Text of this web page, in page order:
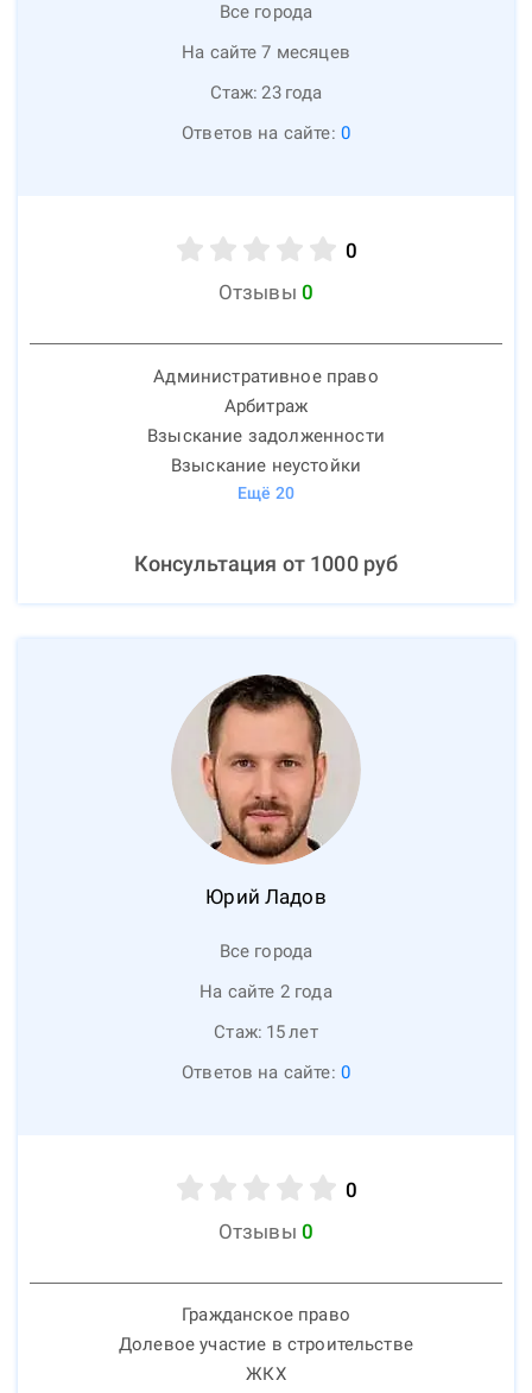
Все города
На сайте 7 месяцев
Стаж: 23 года
Ответов на сайте: 0
0
Отзывы 0
Административное право
Арбитраж
Взыскание задолженности
Взыскание неустойки
Ещё 20
Консультация от 1000руб
Юрий Ладов
Все города
На сайте 2 года
Стаж: 15лет
Ответов на сайте: 0
0
Отзывы 0
Гражданское право
Долевое участие в строительстве
ЖКХ